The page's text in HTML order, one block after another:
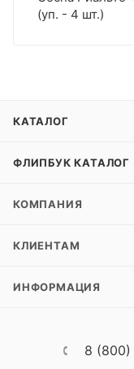
(уп. - 4 шт.)
КАТАЛОГ
ФЛИПБУК КАТАЛОГ
КОМПАНИЯ
КЛИЕНТАМ
ИНФОРМАЦИЯ
8 (800)